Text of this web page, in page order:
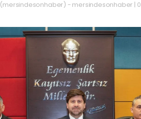
(mersindesonhaber) - mersindesonhaber |